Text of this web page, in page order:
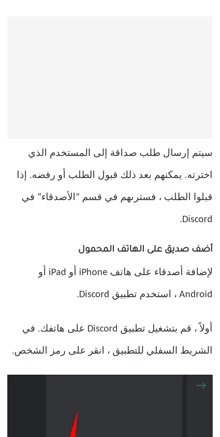
سيتم إرسال طلب صداقة إلى المستخدم الذي
اخترته. يمكنهم بعد ذلك قبول الطلب أو رفضه. إذا
قبلوا الطلب ، فسترىهم في قسم “الأصدقاء” في
Discord.
أضف صديق على الهاتف المحمول
لإضافة أصدقاء على هاتف iPhone أو iPad أو
Android ، استخدم تطبيق Discord.
أولاً ، قم بتشغيل تطبيق Discord على هاتفك. في
الشريط السفلي للتطبيق ، انقر على رمز الشخص.